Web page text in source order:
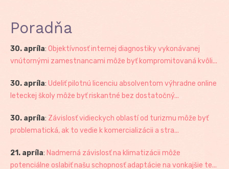
Poradňa
30. apríla: Objektívnosť internej diagnostiky vykonávanej
vnútornými zamestnancami môže byť kompromitovaná kvôli...
30. apríla: Udeliť pilotnú licenciu absolventom výhradne online
leteckej školy môže byť riskantné bez dostatočný...
30. apríla: Závislosť vidieckych oblastí od turizmu môže byť
problematická, ak to vedie k komercializácii a stra...
21. apríla: Nadmerná závislosť na klimatizácii môže
potenciálne oslabiť našu schopnosť adaptácie na vonkajšie te...